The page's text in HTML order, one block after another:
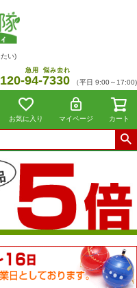
い)
94
急用
-7330
悩み去れ
（平日 9:00～17:00)
お気に入り マイページ カート